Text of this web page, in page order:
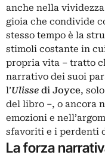
anche nella
gioia che condivide
stesso tempo è la
stimoli costante in
propria vita – tratto
narrativo dei suoi
l’Ulisse di Joyce,
del libro –, o ancora
emozioni e
sfavoriti e i perdenti
La forza